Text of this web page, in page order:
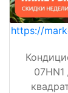
https://